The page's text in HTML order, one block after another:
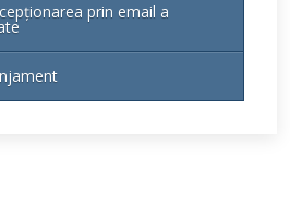
prin email a